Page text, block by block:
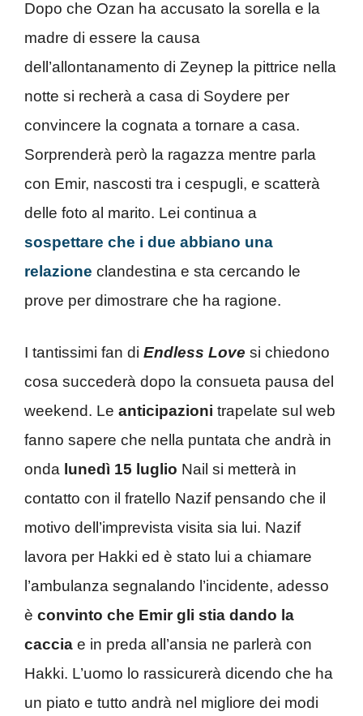
Dopo che Ozan ha accusato la sorella e la
madre di essere la causa
dell’allontanamento di Zeynep la pittrice nella
notte si recherà a casa di Soydere per
convincere la cognata a tornare a casa.
Sorprenderà però la ragazza mentre parla
con Emir, nascosti tra i cespugli, e scatterà
delle foto al marito. Lei continua a
sospettare che i due abbiano una
relazione clandestina e sta cercando le
prove per dimostrare che ha ragione.
I tantissimi fan di Endless Love si chiedono
cosa succederà dopo la consueta pausa del
weekend. Le anticipazioni trapelate sul web
fanno sapere che nella puntata che andrà in
onda lunedì 15 luglio Nail si metterà in
contatto con il fratello Nazif pensando che il
motivo dell’imprevista visita sia lui. Nazif
lavora per Hakki ed è stato lui a chiamare
l’ambulanza segnalando l’incidente, adesso
è convinto che Emir gli stia dando la
caccia e in preda all’ansia ne parlerà con
Hakki. L’uomo lo rassicurerà dicendo che ha
un piato e tutto andrà nel migliore dei modi